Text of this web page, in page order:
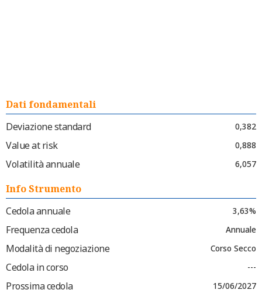
Dati fondamentali
Deviazione standard
0,382
Value at risk 0,888
Volatilità annuale 6,057
Info Strumento
Cedola annuale
3,63%
Frequenza cedola Annuale
Modalità di negoziazione Corso Secco
Cedola in corso ---
Prossima cedola 15/06/2027